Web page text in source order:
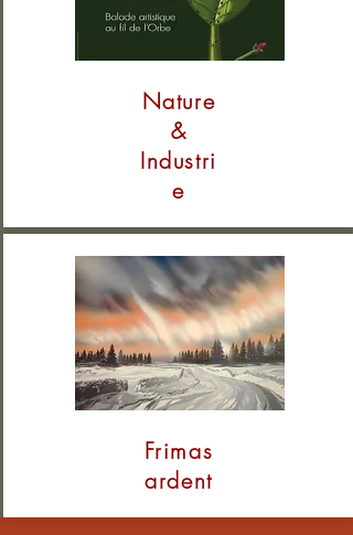
Nature
&
Industri
e
Frimas
ardent